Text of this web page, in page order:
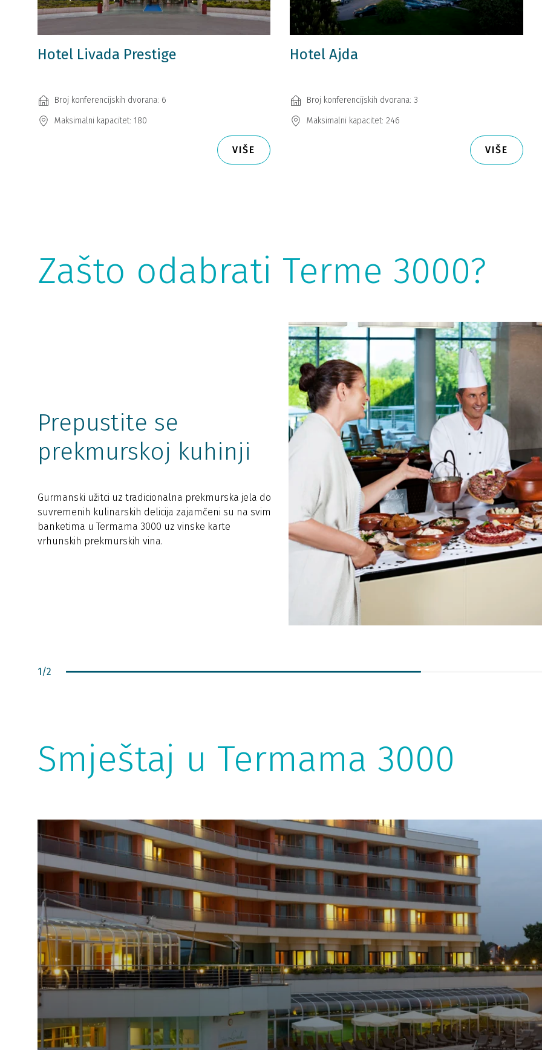
Hotel Livada Prestige
Broj konferencijskih dvorana: 6
Maksimalni kapacitet: 180
VIŠE
Hotel Ajda
Broj konferencijskih dvorana: 3
Maksimalni kapacitet: 246
VIŠE
Zašto odabrati Terme 3000?
Prepustite se
prekmurskoj kuhinji
Gurmanski užitci uz tradicionalna prekmurska jela do
suvremenih kulinarskih delicija zajamčeni su na svim
banketima u Termama 3000 uz vinske karte
vrhunskih prekmurskih vina.
Pomoć vrhunskih
MICE stručnjaka
Naši MICE stručnjaci brinu se da sve vaše želje budu
ispunjene. Nazovite nas ili nam pišite. Zajedno s vama
organizirat ćemo savršen događaj.
1/2
Smještaj u Termama 3000